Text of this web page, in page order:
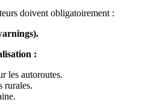
doivent obligatoirement :
:
les autoroutes.
rurales.